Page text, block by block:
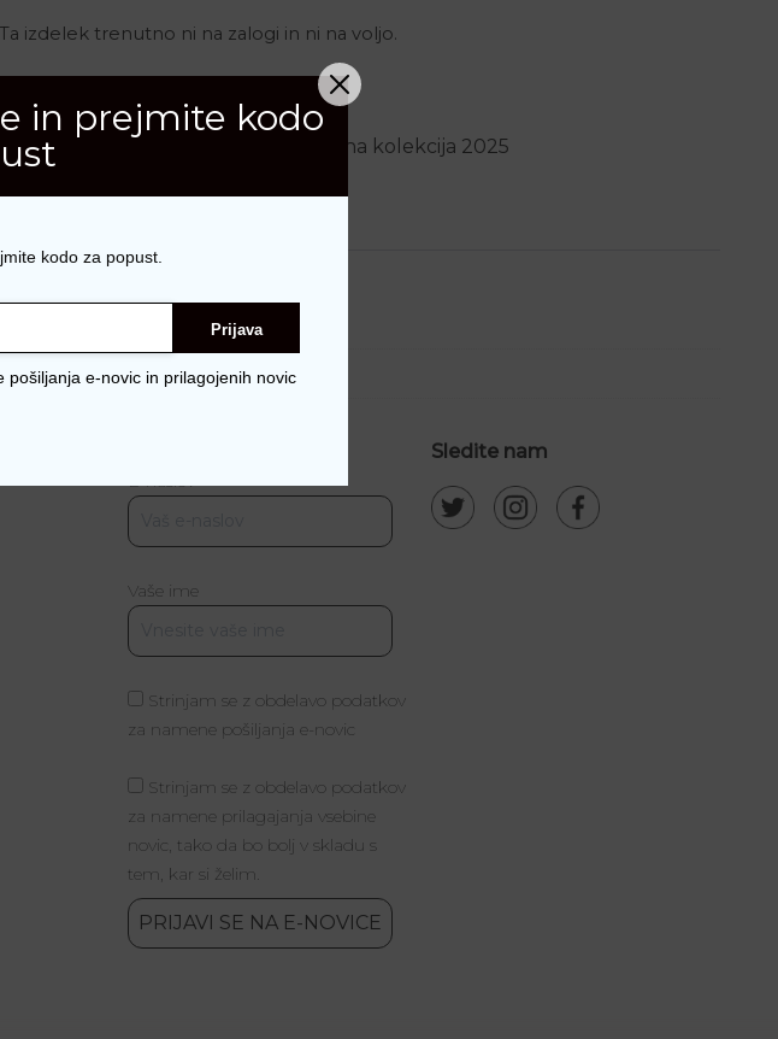
Ta izdelek trenutno ni na zalogi in ni na voljo.
Šifra:2835
Poletna kolekcija 2025
E-naslov
Vaše ime
Strinjam se z obdelavo podatkov
za namene pošiljanja e-novic
Strinjam se z obdelavo podatkov
za namene prilagajanja vsebine
novic, tako da bo bolj v skladu s
tem, kar si želim.
PRIJAVI SE NA E-NOVICE
Sledite nam
in prejmite kodo
kodo za popust.
Prijava
e-novic in prilagojenih novic